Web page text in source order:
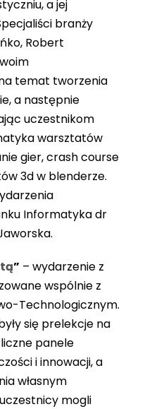
a jej
branży
Robert
temat tworzenia
a następnie
uczestnikom
warsztatów
gier, crash course
3d w blenderze.
Informatyka dr
” – wydarzenie z
wspólnie z
Technologicznym.
się prelekcje na
panele
i innowacji, a
własnym
mogli